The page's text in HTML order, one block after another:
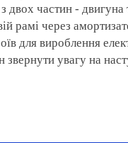
двох частин - двигуна
рамі через
для вироблення
звернути увагу на